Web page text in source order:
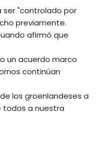
ser "controlado por
previamente.
afirmó que
un acuerdo marco
continúan
los groenlandeses a
todos a nuestra